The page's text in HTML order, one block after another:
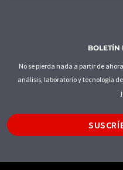
BOLETÍN
No se pierda nada a partir de
análisis, laboratorio y tecnología